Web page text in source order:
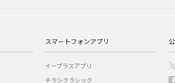
スマートフォンアプリ
イープラスアプリ
チラシクラシック